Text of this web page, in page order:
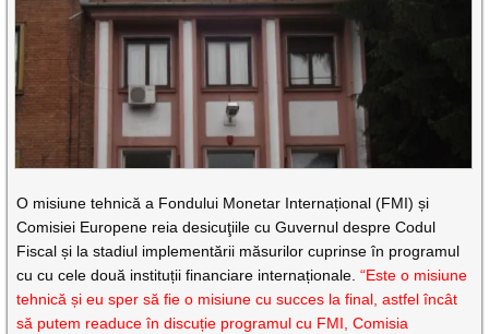
O misiune tehnică a Fondului Monetar Internațional (FMI) și
Comisiei Europene reia desicuţiile cu Guvernul despre Codul
Fiscal și la stadiul implementării măsurilor cuprinse în programul
cu cu cele două instituții financiare internaționale.“Este o misiune
tehnică și eu sper să fie o misiune cu succes la final, astfel încât
să putem readuce în discuție programul cu FMI, Comisia